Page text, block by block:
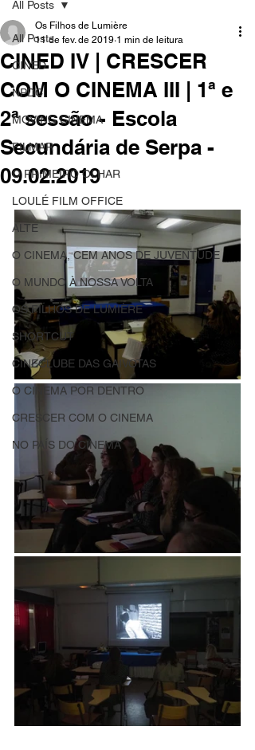
All Posts
CINED
NPDC
MOVING CINEMA
FILMAR
O PRIMEIRO OLHAR
LOULÉ FILM OFFICE
ALTE
O CINEMA, CEM ANOS DE JUVENTUDE
O MUNDO À NOSSA VOLTA
OS FILHOS DE LUMIÈRE
SHORTCUT
CINECLUBE DAS GAIVOTAS
O CINEMA POR DENTRO
CRESCER COM O CINEMA
NO PAÍS DO CINEMA
All Posts
CINED IV | CRESCER
COM O CINEMA III | 1ª e
2ª sessão - Escola
Secundária de Serpa -
09.02.2019
Os Filhos de Lumière
11 de fev. de 2019 1 min de leitura